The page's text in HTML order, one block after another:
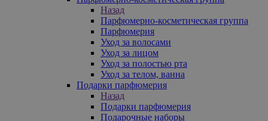
Назад
Парфюмерно-косметическая группа
Парфюмерия
Уход за волосами
Уход за лицом
Уход за полостью рта
Уход за телом, ванна
Подарки парфюмерия
Назад
Подарки парфюмерия
Подарочные наборы